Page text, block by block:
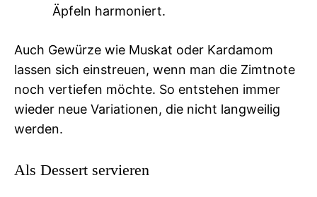
Äpfeln harmoniert.
Auch Gewürze wie Muskat oder Kardamom
lassen sich einstreuen, wenn man die Zimtnote
noch vertiefen möchte. So entstehen immer
wieder neue Variationen, die nicht langweilig
werden.
Als Dessert servieren